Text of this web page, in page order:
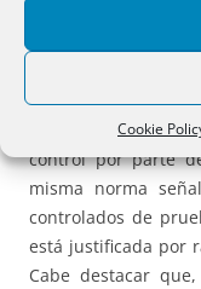
Cookie
evaluar la
innovaciones
reguladas, a la
servicios, a nuevas
mismos o a
control por parte
misma norma
controlados de
está justificada por
Cabe destacar